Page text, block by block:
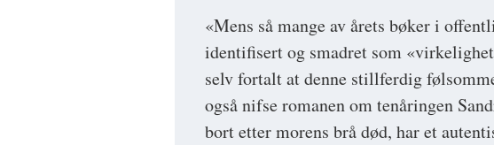
«Mens så mange av årets bøker i
identifisert og smadret som
selv fortalt at denne stillferdig
også nifse romanen om tenåringen
bort etter morens brå død, har et